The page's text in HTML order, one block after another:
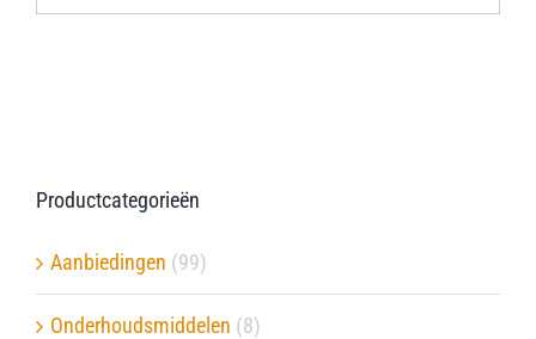
Verwerkingsmaterialen
Over ons
Productcategorieën
Aanbiedingen (99)
Onderhoudsmiddelen (8)